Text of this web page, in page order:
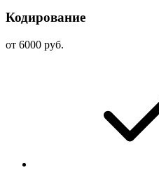
Кодирование
от 6000 руб.